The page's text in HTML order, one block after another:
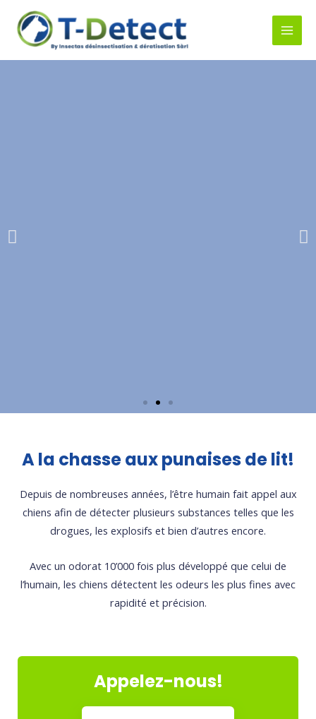
A la chasse aux punaises de lit!
Depuis de nombreuses années, l’être humain fait appel aux
chiens afin de détecter plusieurs substances telles que les
drogues, les explosifs et bien d’autres encore.
Avec un odorat 10’000 fois plus développé que celui de
l’humain, les chiens détectent les odeurs les plus fines avec
rapidité et précision.
Appelez-nous!